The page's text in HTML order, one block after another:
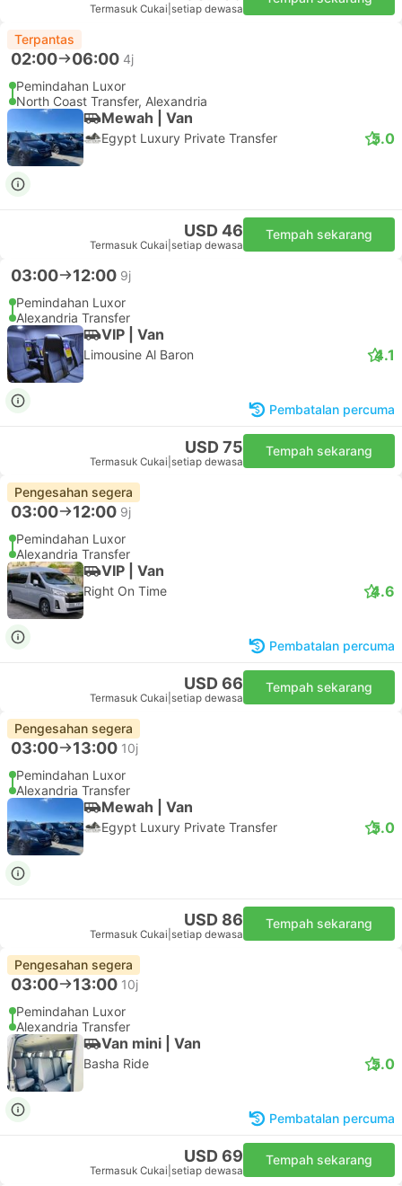
Termasuk Cukai setiap dewasa
Terpantas
02:00 06:00 4j
Pemindahan Luxor
North Coast Transfer, Alexandria
Mewah | Van
Egypt Luxury Private Transfer 5.0
USD 46
Termasuk Cukai setiap dewasa
Tempah sekarang
03:00 12:00 9j
Pemindahan Luxor
Alexandria Transfer
VIP | Van
Limousine Al Baron 4.1
Pembatalan percuma
USD 75
Termasuk Cukai setiap dewasa
Tempah sekarang
Pengesahan segera
03:00 12:00 9j
Pemindahan Luxor
Alexandria Transfer
VIP | Van
Right On Time 4.6
Pembatalan percuma
USD 66
Termasuk Cukai setiap dewasa
Tempah sekarang
Pengesahan segera
03:00 13:00 10j
Pemindahan Luxor
Alexandria Transfer
Mewah | Van
Egypt Luxury Private Transfer 5.0
USD 86
Termasuk Cukai setiap dewasa
Tempah sekarang
Pengesahan segera
03:00 13:00 10j
Pemindahan Luxor
Alexandria Transfer
Van mini | Van
Basha Ride 5.0
Pembatalan percuma
USD 69
Termasuk Cukai setiap dewasa
Tempah sekarang